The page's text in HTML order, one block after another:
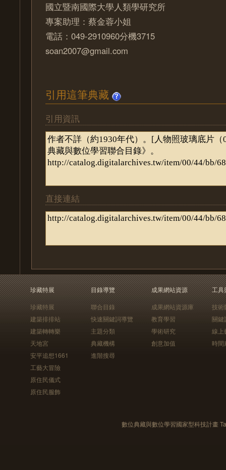
國立暨南國際大學人類學研究所
專案助理：蔡金蓉小姐
電話：049-2910960分機3715
soan2007@gmail.com
引用這筆典藏
引用資訊
直接連結
珍藏特展
珍藏特展
建築排排站
建築轉轉樂
天地宮
安平追想1661
工藝大冒險
原住民儀式
原住民服飾
目錄導覽
聯合目錄
快速關鍵詞導覽
主題分類
典藏機構
進階搜尋
成果網站資源
成果網站資源庫
教育學習
學術研究
創意加值
工具
技術
關鍵
線上
時間
數位典藏與數位學習國家型科技計畫